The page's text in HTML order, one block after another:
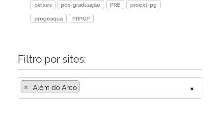
Ministério do Turismo
Ministério da Mulher, da Família e dos Direitos Humanos
peixes
pós-graduação PRE
proext-pg
progeaqua
PRPGP
Filtro por sites:
×
× Além do Arco